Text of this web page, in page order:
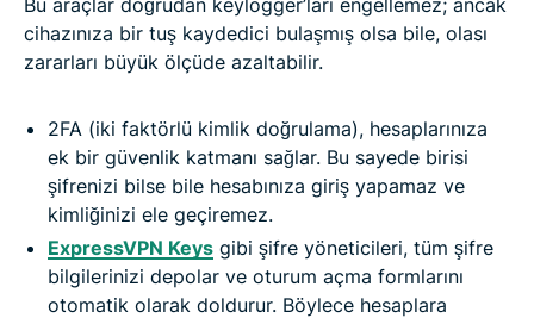
Bu araçlar doğrudan keylogger’ları engellemez; ancak
cihazınıza bir tuş kaydedici bulaşmış olsa bile, olası
zararları büyük ölçüde azaltabilir.
2FA (iki faktörlü kimlik doğrulama), hesaplarınıza
ek bir güvenlik katmanı sağlar. Bu sayede birisi
şifrenizi bilse bile hesabınıza giriş yapamaz ve
kimliğinizi ele geçiremez.
ExpressVPN Keys gibi şifre yöneticileri, tüm şifre
bilgilerinizi depolar ve oturum açma formlarını
otomatik olarak doldurur. Böylece hesaplara